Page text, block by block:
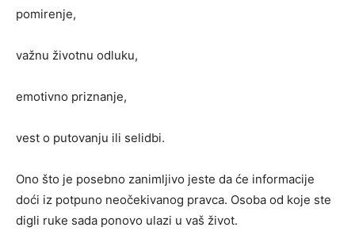
pomirenje,
važnu životnu odluku,
emotivno priznanje,
vest o putovanju ili selidbi.
Ono što je posebno zanimljivo jeste da će informacije
doći iz potpuno neočekivanog pravca. Osoba od koje ste
digli ruke sada ponovo ulazi u vaš život.